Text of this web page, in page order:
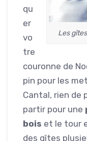
Les
qu
er
vo
tre
couronne de
pin pour les
Cantal, rien de
partir pour une
bois et le tour
des gîtes